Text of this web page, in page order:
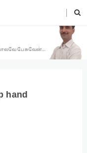
பேசுவேன்…
hand